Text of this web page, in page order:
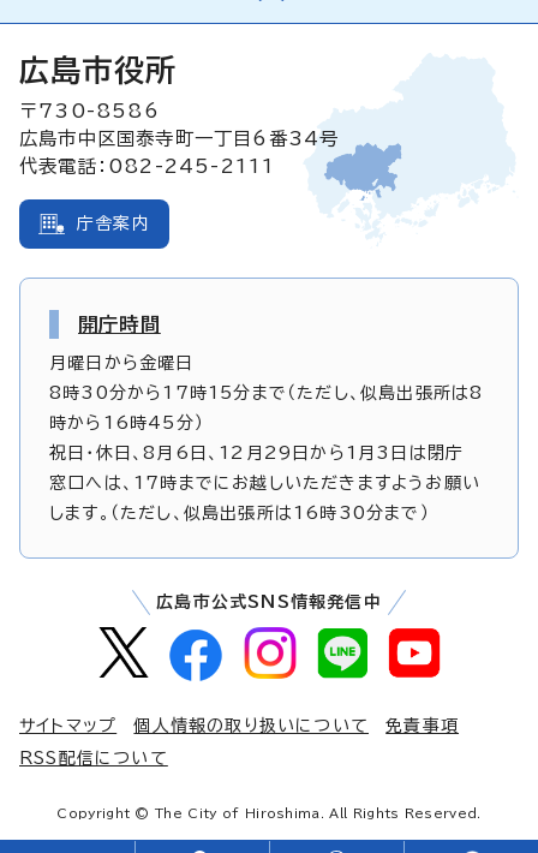
広島市役所
〒730-8586
広島市中区国泰寺町一丁目6番34号
代表電話：082-245-2111
庁舎案内
開庁時間
月曜日から金曜日
8時30分から17時15分まで（ただし、似島出張所は8
時から16時45分）
祝日・休日、8月6日、12月29日から1月3日は閉庁
窓口へは、17時までにお越しいただきますようお願い
します。（ただし、似島出張所は16時30分まで）
広島市公式SNS情報発信中
サイトマップ 個人情報の取り扱いについて
免責事項
RSS配信について
Copyright © The City of Hiroshima. All Rights Reserved.